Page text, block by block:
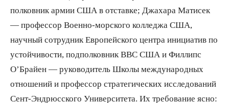
полковник армии США в отставке; Джахара Матисек
— профессор Военно-морского колледжа США,
научный сотрудник Европейского центра инициатив по
устойчивости, подполковник ВВС США и Филлипс
О’Брайен — руководитель Школы международных
отношений и профессор стратегических исследований
Сент-Эндрюсского Университета. Их требование ясно: